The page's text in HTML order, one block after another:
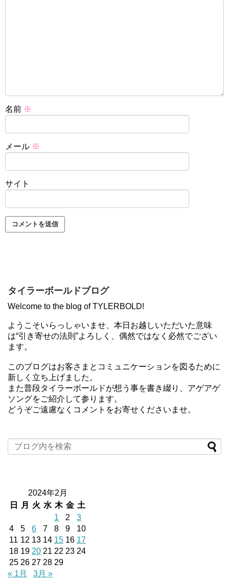
名前 ※
メール ※
サイト
タイラーボールドブログ
Welcome to the blog of TYLERBOLD!
ようこそいらっしゃいませ、本日お越しいただいた意味
は“引き寄せの法則”よろしく、偶然ではなく必然でござい
ます。
このブログはお客さまとコミュニケーションを図るために
新しく立ち上げました。
また普段タイラーボールドが想う事を書き綴り、アゲアゲ
ソングをご紹介して参ります。
どうぞご遠慮なくコメントをお寄せくださいませ。
2024年2月
日
月 火 水 木 金 土
1
2
3
4
5 6 7 8 9
10
11 12 13 14 15 16 17
18 19 20 21 22 23 24
25 26 27 28 29
« 1月
3月 »